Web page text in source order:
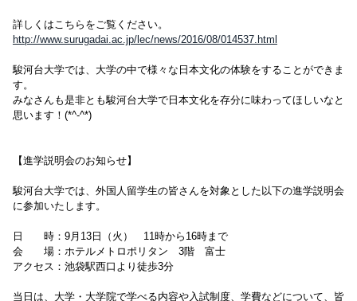
詳しくはこちらをご覧ください。
http://www.surugadai.ac.jp/lec/news/2016/08/014537.html
駿河台大学では、大学の中で様々な日本文化の体験をすることができま
す。
みなさんも是非とも駿河台大学で日本文化を存分に味わってほしいなと
思います！(*^-^*)
【進学説明会のお知らせ】
駿河台大学では、外国人留学生の皆さんを対象とした以下の進学説明会
に参加いたします。
日 時：9月13日（火） 11時から16時まで
会 場：ホテルメトロポリタン 3階 富士
アクセス：池袋駅西口より徒歩3分
当日は、大学・大学院で学べる内容や入試制度、学費などについて、皆